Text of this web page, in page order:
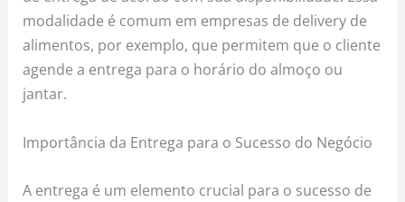
modalidade é comum em empresas de delivery de
alimentos, por exemplo, que permitem que o cliente
agende a entrega para o horário do almoço ou
jantar.
Importância da Entrega para o Sucesso do Negócio
A entrega é um elemento crucial para o sucesso de